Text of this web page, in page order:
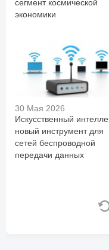
сегмент космической
экономики
30 Мая 2026
Искусственный
новый инструмент для
сетей беспроводной
передачи данных